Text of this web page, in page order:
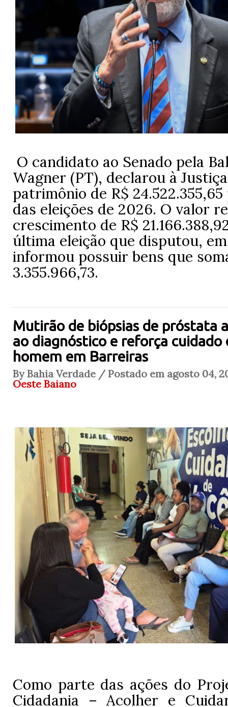
O candidato ao Senado pela
Wagner (PT), declarou à
patrimônio de R$
das eleições de 2026. O valor
crescimento de R$
última eleição que disputou,
informou possuir bens que
3.355.966,73.
Mutirão de biópsias de próstata
ao diagnóstico e reforça cuidado
homem em Barreiras
By Bahia Verdade / Postado em agosto 04,
Oeste Baiano
Como parte das ações do
Cidadania – Acolher e